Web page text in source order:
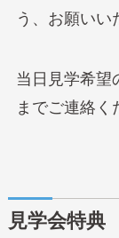
う、お願いい
当日見学希望
までご連絡く
見学会特典